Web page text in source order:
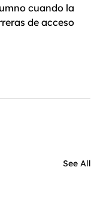
cuando la
de acceso
See All